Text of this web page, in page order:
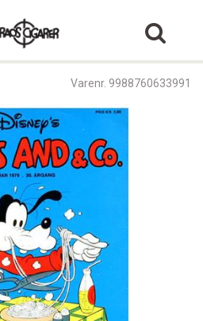
Varenr. 9988760633991